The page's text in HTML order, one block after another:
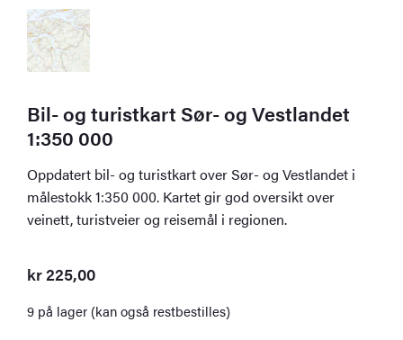
Bil- og turistkart Sør- og Vestlandet
1:350 000
Oppdatert bil- og turistkart over Sør- og Vestlandet i
målestokk 1:350 000. Kartet gir god oversikt over
veinett, turistveier og reisemål i regionen.
kr225,00
9 på lager (kan også restbestilles)